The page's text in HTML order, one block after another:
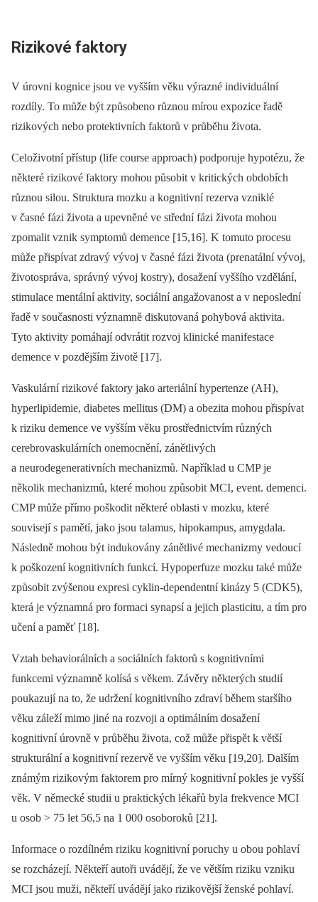
Rizikové faktory
V úrovni kognice jsou ve vyšším věku výrazné individuální
rozdíly. To může být způsobeno různou mírou expozice řadě
rizikových nebo protektivních faktorů v průběhu života.
Celoživotní přístup (life course approach) podporuje hypotézu, že
některé rizikové faktory mohou působit v kritických obdobích
různou silou. Struktura mozku a kognitivní rezerva vzniklé
v časné fázi života a upevněné ve střední fázi života mohou
zpomalit vznik symptomů demence [15,16]. K tomuto procesu
může přispívat zdravý vývoj v časné fázi života (prenatální vývoj,
životospráva, správný vývoj kostry), dosažení vyššího vzdělání,
stimulace mentální aktivity, sociální angažovanost a v neposlední
řadě v současnosti významně diskutovaná pohybová aktivita.
Tyto aktivity pomáhají odvrátit rozvoj klinické manifestace
demence v pozdějším životě [17].
Vaskulární rizikové faktory jako arteriální hypertenze (AH),
hyperlipidemie, diabetes mellitus (DM) a obezita mohou přispívat
k riziku demence ve vyšším věku prostřednictvím různých
cerebrovaskulárních onemocnění, zánětlivých
a neurodegenerativních mechanizmů. Například u CMP je
několik mechanizmů, které mohou způsobit MCI, event. demenci.
CMP může přímo poškodit některé oblasti v mozku, které
souvisejí s pamětí, jako jsou talamus, hipokampus, amygdala.
Následně mohou být indukovány zánětlivé mechanizmy vedoucí
k poškození kognitivních funkcí. Hypoperfuze mozku také může
způsobit zvýšenou expresi cyklin-dependentní kinázy 5 (CDK5),
která je významná pro formaci synapsí a jejich plasticitu, a tím pro
učení a paměť [18].
Vztah behaviorálních a sociálních faktorů s kognitivními
funkcemi významně kolísá s věkem. Závěry některých studií
poukazují na to, že udržení kognitivního zdraví během staršího
věku záleží mimo jiné na rozvoji a optimálním dosažení
kognitivní úrovně v průběhu života, což může přispět k větší
strukturální a kognitivní rezervě ve vyšším věku [19,20]. Dalším
známým rizikovým faktorem pro mírný kognitivní pokles je vyšší
věk. V německé studii u praktických lékařů byla frekvence MCI
u osob > 75 let 56,5 na 1 000 osoboroků [21].
Informace o rozdílném riziku kognitivní poruchy u obou pohlaví
se rozcházejí. Někteří autoři uvádějí, že ve větším riziku vzniku
MCI jsou muži, někteří uvádějí jako rizikovější ženské pohlaví.